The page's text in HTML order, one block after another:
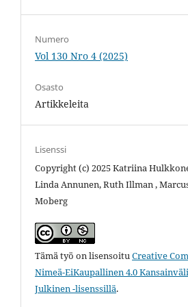
Numero
Vol 130 Nro 4 (2025)
Osasto
Artikkeleita
Lisenssi
Copyright (c) 2025 Katriina
Linda Annunen, Ruth Illman ,
Moberg
Tämä työ on lisensoituCreative
Nimeä-EiKaupallinen 4.0
Julkinen -lisenssillä.